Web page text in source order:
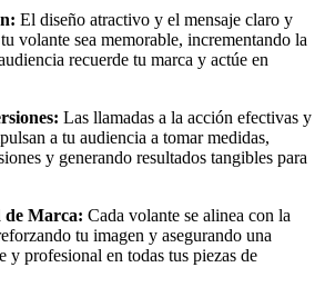
El diseño atractivo y el mensaje claro y
volante sea memorable, incrementando la
recuerde tu marca y actúe en
Las llamadas a la acción efectivas y
a tu audiencia a tomar medidas,
y generando resultados tangibles para
de Marca: Cada volante se alinea con la
tu imagen y asegurando una
y profesional en todas tus piezas de